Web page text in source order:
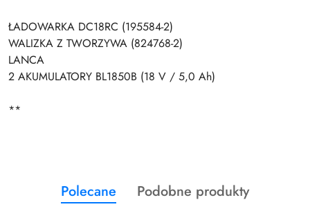
ŁADOWARKA DC18RC (195584-2)
WALIZKA Z TWORZYWA (824768-2)
LANCA
2 AKUMULATORY BL1850B (18 V / 5,0 Ah)
**
Pomiń karuzelę produktów
Produkty
Polecane
Produkty
Podobne produkty